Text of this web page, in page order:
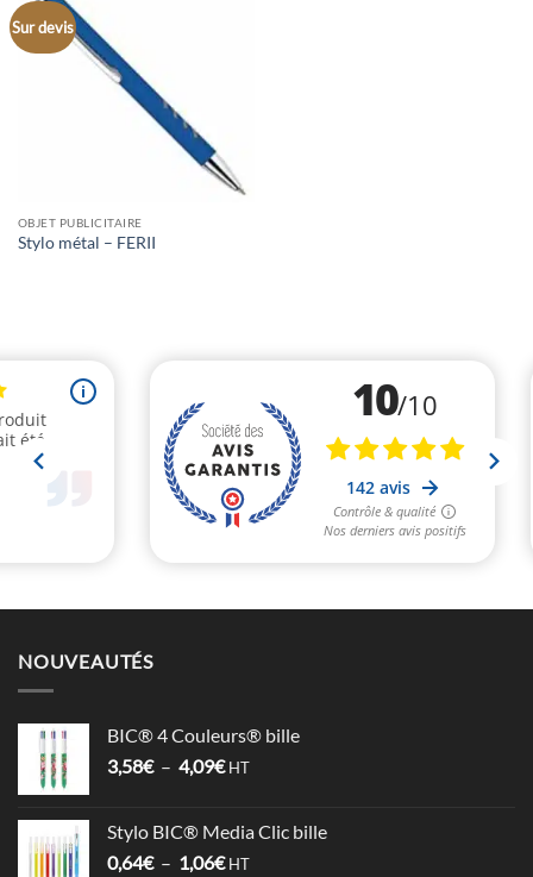
Sur devis
OBJET PUBLICITAIRE
Stylo métal – FERII
NOUVEAUTÉS
BIC® 4 Couleurs® bille
3,58€ – 4,09€Plage
3,58€
à
HT
Stylo BIC® Media Clic bille
0,64€ – 1,06€Plage
HT